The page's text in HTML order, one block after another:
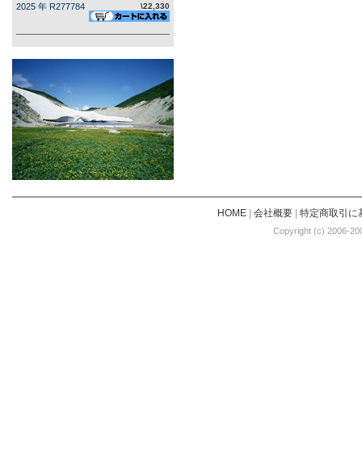
2025 年 R277784
\22,330
HOME| 会社概要| 特定商取引に
Copyright (c) 2006-